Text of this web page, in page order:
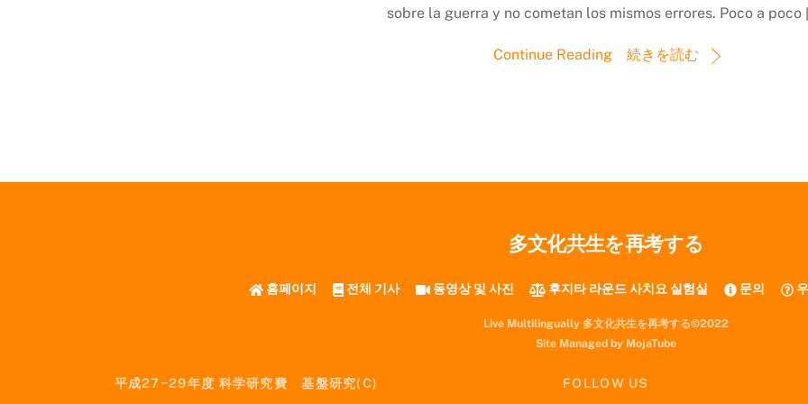
sobre la guerra y no cometan los mismos errores. Poco a poco
Continue Reading 続きを読む
多文化共生を再考する
홈페이지 전체 기사 동영상 및 사진 후지타 라운드 사치요 실험실 문의
Live Multilingually 多文化共生を再考する©2022
Site Managed by MojaTube
平成27−29年度 科学研究費 基盤研究(C) FOLLOW US